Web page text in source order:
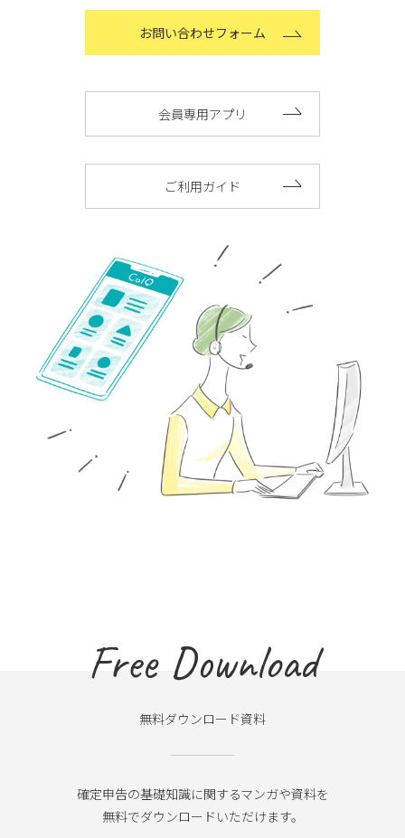
お問い合わせフォーム
会員専用アプリ
ご利用ガイド
Free Download
無料ダウンロード資料
確定申告の基礎知識に関するマンガや資料を
無料でダウンロードいただけます。